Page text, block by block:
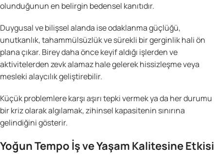
olunduğunun en belirgin bedensel kanıtıdır.
Duygusal ve bilişsel alanda ise odaklanma güçlüğü,
unutkanlık, tahammülsüzlük ve sürekli bir gerginlik hali ön
plana çıkar. Birey daha önce keyif aldığı işlerden ve
aktivitelerden zevk alamaz hale gelerek hissizleşme veya
mesleki alaycılık geliştirebilir.
Küçük problemlere karşı aşırı tepki vermek ya da her durumu
bir kriz olarak algılamak, zihinsel kapasitenin sınırına
gelindiğini gösterir.
Yoğun Tempo İş ve Yaşam Kalitesine Etkisi